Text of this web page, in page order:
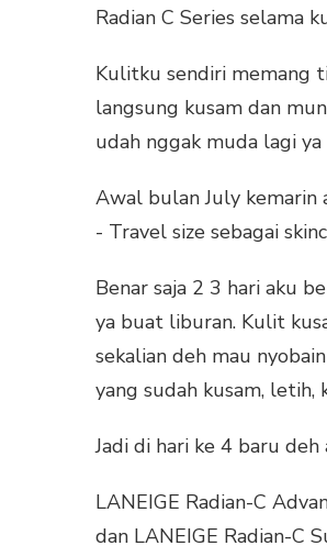
Radian C Series selama
Kulitku sendiri memang
langsung kusam dan
udah nggak muda lagi
Awal bulan July kemarin
- Travel size sebagai
Benar saja 2 3 hari aku
ya buat liburan. Kulit
sekalian deh mau
yang sudah kusam, letih,
Jadi di hari ke 4 baru
LANEIGE Radian-C
dan LANEIGE Radian-C